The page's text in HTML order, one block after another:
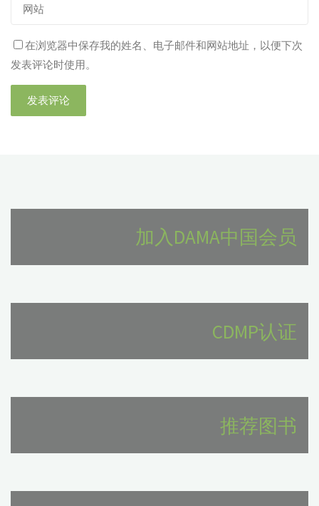
在浏览器中保存我的姓名、电子邮件和网站地址，以便下次
发表评论时使用。
加入DAMA中国会员
CDMP认证
推荐图书